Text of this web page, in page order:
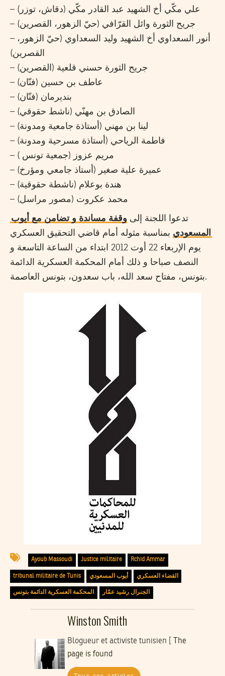
– علي مكّي أخ الشهيد عبد القادر مكّي (دقاش، توزر)
– جريح الثورة وائل القرّافي (حيّ الزهور، القصرين)
– أنور السعداوي أخ الشهيد وليد السعداوي (حيّ الزهور،
القصرين)
– جريح الثورة حسني قلعية (القصرين)
– عاطف بن حسين (فنّان)
– بنديرمان (فنّان)
– الصادق بن مهنّي (ناشط حقوقي)
– لينا بن مهني (أستاذة جامعية ومدونة)
– فاطمة الرياحي (أستاذة مسرحية ومدونة)
– مريم عزوز (جمعية تونس )
– عميرة علية صغير (أستاذ جامعي ومؤرخ)
– هندة بوعلام (ناشطة حقوقية)
– محمد عكروت (مصور مراسل)
تدعوا اللجنة إلى وقفة مساندة و تضامن مع أيوب
المسعودي بمناسبة مثوله أمام قاضي التحقيق العسكري
يوم الإربعاء 22 أوت 2012 ابتداء من الساعة التاسعة و
النصف صباحا و ذلك أمام المحكمة العسكرية الدائمة
بتونس، مفتاح سعد الله، باب سعدون، بتونس العاصمة.
Ayoub Massoudi Justice militaire Rchid Ammar
tribunal militaire de Tunis أيوب المسعودي القضاء العسكري
المحكمة العسكرية الدائمة بتونس الجنرال رشيد عمّار
Winston Smith
Blogueur et activiste tunisien [
The
page is found